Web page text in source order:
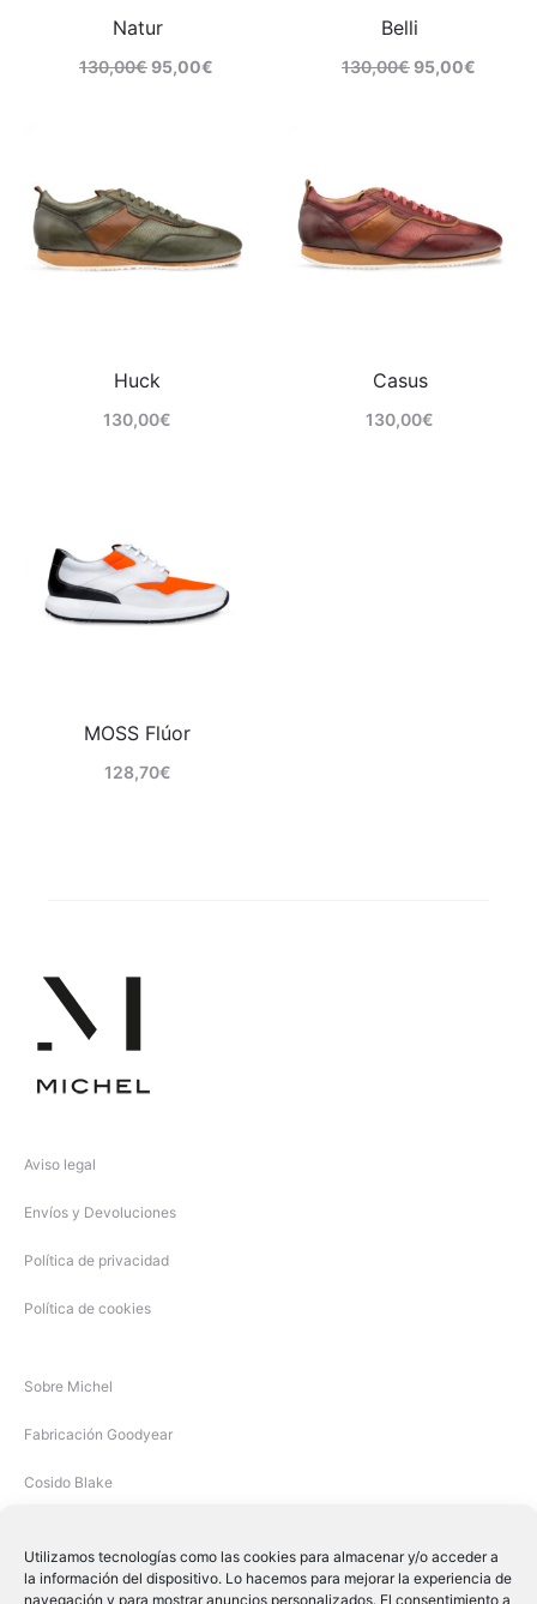
Utilizamos tecnologías como las cookies para almacenar y/o acceder a
la información del dispositivo. Lo hacemos para mejorar la experiencia de
navegación y para mostrar anuncios personalizados. El consentimiento a
Natur
130,00€95,00€
Belli
130,00€95,00€
Huck
130,00€
Casus
130,00€
MOSS Flúor
128,70€
Aviso legal
Envíos y Devoluciones
Política de privacidad
Política de cookies
Sobre Michel
Fabricación Goodyear
Cosido Blake